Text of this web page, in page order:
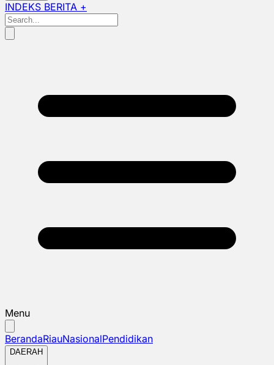
INDEKS BERITA +
Menu
BerandaRiauNasionalPendidikan
DAERAH